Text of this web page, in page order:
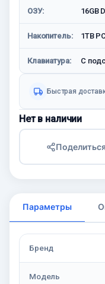
ОЗУ: 16GB
Накопитель: 1TB
Клавиатура: С
Быстрая
Нет в наличии
Поделиться
Параметры
Бренд
Модель